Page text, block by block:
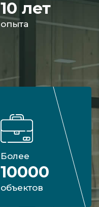
10 лет
опыта
Более
10000
объектов